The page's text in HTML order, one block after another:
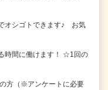
オシゴトできます♪ お気
時間に働けます！ ☆1回の
方（※アンケートに必要